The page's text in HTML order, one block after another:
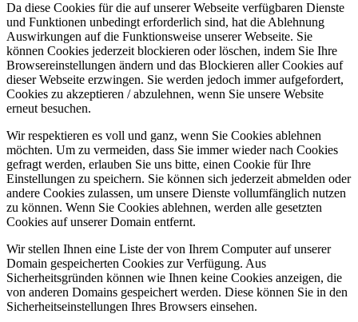
Da diese Cookies für die auf unserer Webseite verfügbaren Dienste
und Funktionen unbedingt erforderlich sind, hat die Ablehnung
Auswirkungen auf die Funktionsweise unserer Webseite. Sie
können Cookies jederzeit blockieren oder löschen, indem Sie Ihre
Browsereinstellungen ändern und das Blockieren aller Cookies auf
dieser Webseite erzwingen. Sie werden jedoch immer aufgefordert,
Cookies zu akzeptieren / abzulehnen, wenn Sie unsere Website
erneut besuchen.
Wir respektieren es voll und ganz, wenn Sie Cookies ablehnen
möchten. Um zu vermeiden, dass Sie immer wieder nach Cookies
gefragt werden, erlauben Sie uns bitte, einen Cookie für Ihre
Einstellungen zu speichern. Sie können sich jederzeit abmelden oder
andere Cookies zulassen, um unsere Dienste vollumfänglich nutzen
zu können. Wenn Sie Cookies ablehnen, werden alle gesetzten
Cookies auf unserer Domain entfernt.
Wir stellen Ihnen eine Liste der von Ihrem Computer auf unserer
Domain gespeicherten Cookies zur Verfügung. Aus
Sicherheitsgründen können wie Ihnen keine Cookies anzeigen, die
von anderen Domains gespeichert werden. Diese können Sie in den
Sicherheitseinstellungen Ihres Browsers einsehen.